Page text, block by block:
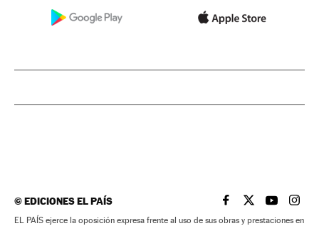
©EDICIONES EL PAÍS EL PAÍS BRASIL EN
EL PAÍSEL PAÍS
EL
EL PAÍS ejerce la oposición expresa frente al uso de sus obras y prestaciones en